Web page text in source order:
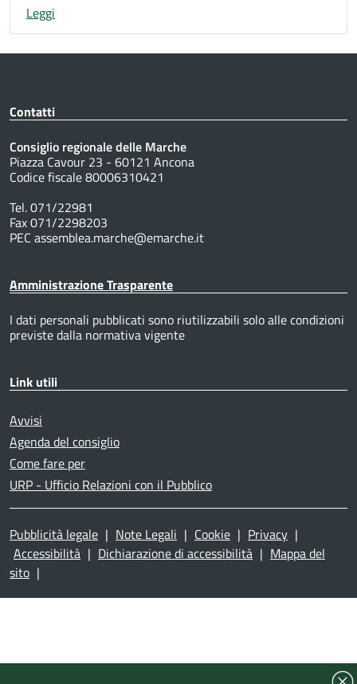
Leggi
Contatti
Consiglio regionale delle Marche
Piazza Cavour 23 - 60121 Ancona
Codice fiscale 80006310421
Tel. 071/22981
Fax 071/2298203
PEC assemblea.marche@emarche.it
Amministrazione Trasparente
I dati personali pubblicati sono riutilizzabili solo alle condizioni
previste dalla normativa vigente
Link utili
Avvisi
Agenda del consiglio
Come fare per
URP - Ufficio Relazioni con il Pubblico
Pubblicità legale | Note Legali | Cookie | Privacy |
Accessibilità | Dichiarazione di accessibilità | Mappa del
sito |